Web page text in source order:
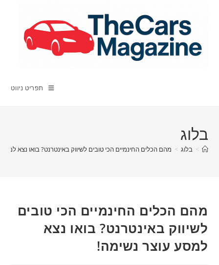
תפריט ניווט
בלוג
> בלוג > מהם הכלים החינמיים הכי טובים לשיווק באינטרנט? בואו נצא
מהם הכלים החינמיים הכי טובים
לשיווק באינטרנט? בואו נצא
למסע עוצר נשימה!